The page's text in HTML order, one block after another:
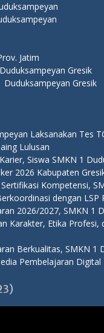
Jatim
Gresik
Duduksampeyan Gresik
Laksanakan Tes
Lulusan
Siswa SMKN 1
2026 Kabupaten
Kompetensi,
dengan LSP
2026/2027, SMKN 1
Karakter, Etika Profesi,
Berkualitas, SMKN 1
Pembelajaran Digital